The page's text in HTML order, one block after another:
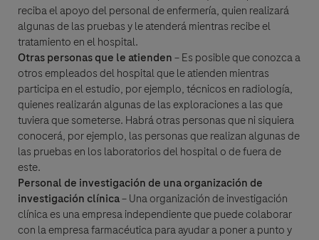
reciba el apoyo del personal de enfermería, quien realizará
algunas de las pruebas y le atenderá mientras recibe el
tratamiento en el hospital.
Otras personas que le atienden– Es posible que conozca a
otros empleados del hospital que le atienden mientras
participa en el estudio, por ejemplo, técnicos en radiología,
quienes realizarán algunas de las exploraciones a las que
tuviera que someterse. Habrá otras personas que ni siquiera
conocerá, por ejemplo, las personas que realizan algunas de
las pruebas en los laboratorios del hospital o de fuera de
este.
Personal de investigación de una organización de
investigación clínica– Una organización de investigación
clínica es una empresa independiente que puede colaborar
con la empresa farmacéutica para ayudar a poner a punto y